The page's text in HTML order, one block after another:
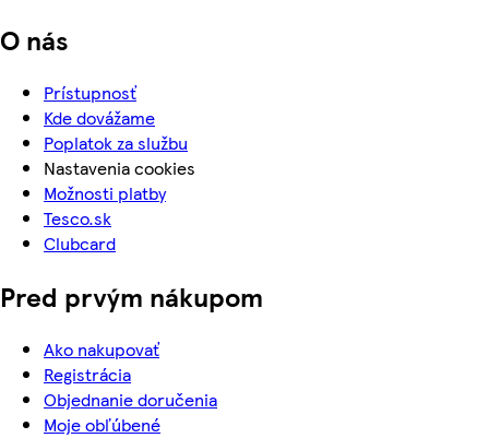
O nás
Prístupnosť
Kde dovážame
Poplatok za službu
Nastavenia cookies
Možnosti platby
Tesco.sk
Clubcard
Pred prvým nákupom
Ako nakupovať
Registrácia
Objednanie doručenia
Moje obľúbené